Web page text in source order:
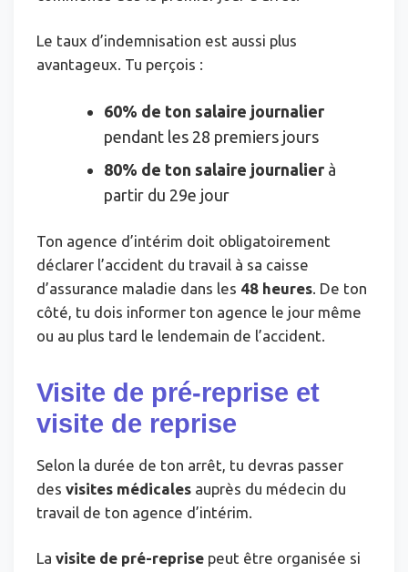
Le taux d’indemnisation est aussi plus
avantageux. Tu perçois :
60% de ton salaire journalier
pendant les 28 premiers jours
80% de ton salaire journalier à
partir du 29e jour
Ton agence d’intérim doit obligatoirement
déclarer l’accident du travail à sa caisse
d’assurance maladie dans les 48 heures. De ton
côté, tu dois informer ton agence le jour même
ou au plus tard le lendemain de l’accident.
Visite de pré-reprise et
visite de reprise
Selon la durée de ton arrêt, tu devras passer
des visites médicales auprès du médecin du
travail de ton agence d’intérim.
La visite de pré-reprise peut être organisée si